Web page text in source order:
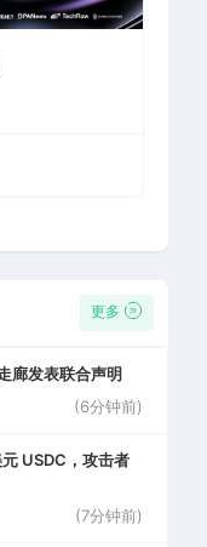
更多
廊发表联合声明
(6分钟前)
USDC，攻击者
(7分钟前)